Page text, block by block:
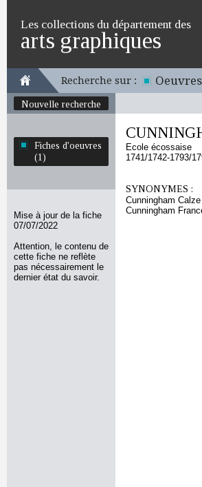
Les collections du département des
arts graphiques
Recherche sur : Oeuvres
Nouvelle recherche
Fiches d'oeuvres
(1)
Mise à jour de la fiche
07/07/2022
Attention, le contenu de
cette fiche ne reflète
pas nécessairement le
dernier état du savoir.
Ecole écossaise
1741/1742-1793/
SYNONYMES :
Cunningham Calze
Cunningham